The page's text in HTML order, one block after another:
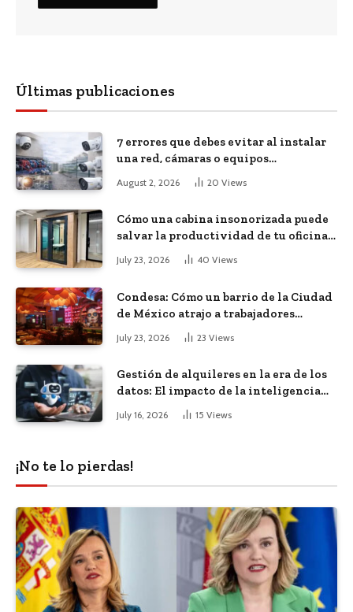
Últimas publicaciones
7 errores que debes evitar al instalar
una red, cámaras o equipos
tecnológicos en una empresa
August 2, 2026 20 Views
Cómo una cabina insonorizada puede
salvar la productividad de tu oficina
July 23, 2026 40 Views
Condesa: Cómo un barrio de la Ciudad
de México atrajo a trabajadores
remotos de todo el mundo
July 23, 2026 23 Views
Gestión de alquileres en la era de los
datos: El impacto de la inteligencia
July 16, 2026 15 Views
¡No te lo pierdas!